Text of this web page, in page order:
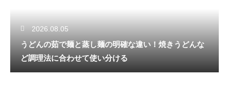
2026.08.05
うどんの茹で麺と蒸し麺の明確な違い！焼きうどんな
ど調理法に合わせて使い分ける